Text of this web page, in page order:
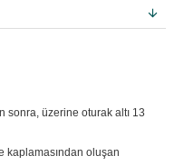
üzerine oturak altı 13
kaplamasından oluşan